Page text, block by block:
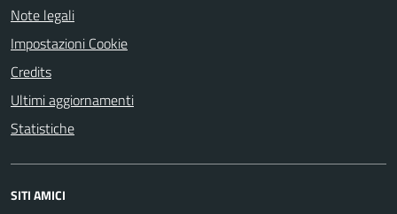
Note legali
Impostazioni Cookie
Credits
Ultimi aggiornamenti
Statistiche
SITI AMICI